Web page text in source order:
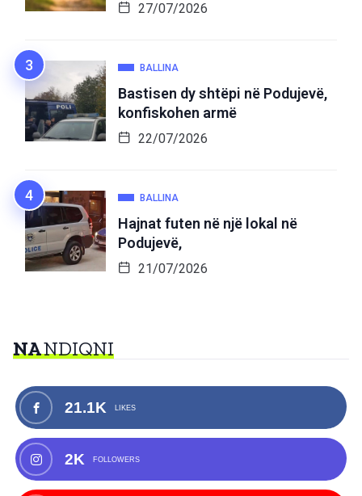
27/07/2026
BALLINA
Bastisen dy shtëpi në Podujevë,
konfiskohen armë
22/07/2026
BALLINA
Hajnat futen në një lokal në
Podujevë,
21/07/2026
NANDIQNI
21.1K LIKES
2K FOLLOWERS